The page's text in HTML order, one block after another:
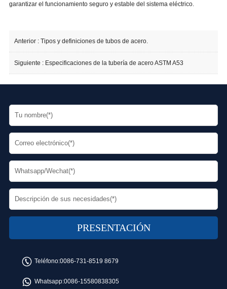
garantizar el funcionamiento seguro y estable del sistema eléctrico.
Anterior : Tipos y definiciones de tubos de acero.
Siguiente : Especificaciones de la tubería de acero ASTM A53
Teléfono:0086-731-8519 8679
Whatsapp:0086-15580838305